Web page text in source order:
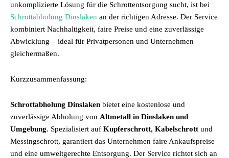
unkomplizierte Lösung für die Schrottentsorgung sucht, ist bei
Schrottabholung Dinslaken an der richtigen Adresse. Der Service
kombiniert Nachhaltigkeit, faire Preise und eine zuverlässige
Abwicklung – ideal für Privatpersonen und Unternehmen
gleichermaßen.
Kurzzusammenfassung:
Schrottabholung Dinslaken bietet eine kostenlose und
zuverlässige Abholung von Altmetall in Dinslaken und
Umgebung. Spezialisiert auf Kupferschrott, Kabelschrott und
Messingschrott, garantiert das Unternehmen faire Ankaufspreise
und eine umweltgerechte Entsorgung. Der Service richtet sich an